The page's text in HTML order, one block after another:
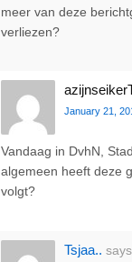
meer van deze
verliezen?
January 21,
Vandaag in DvhN,
algemeen heeft deze
volgt?
Tsjaa..